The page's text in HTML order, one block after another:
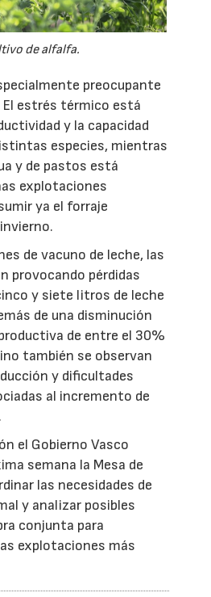
de alfalfa.
preocupante
El estrés térmico está
y la capacidad
especies, mientras
y de pastos está
explotaciones
ya el forraje
de vacuno de leche, las
provocando pérdidas
y siete litros de leche
de una disminución
de entre el 30%
también se observan
y dificultades
al incremento de
el Gobierno Vasco
semana la Mesa de
las necesidades de
y analizar posibles
conjunta para
explotaciones más